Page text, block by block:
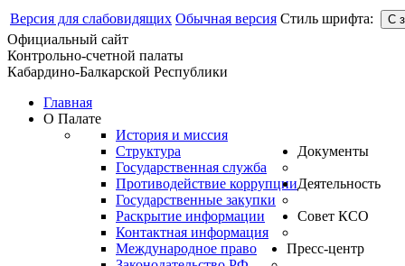
Версия для слабовидящих Обычная версия Стиль шрифта:
Официальный сайт
Контрольно-счетной палаты
Кабардино-Балкарской Республики
Главная
О Палате
История и миссия
Структура
Государственная служба
Противодействие коррупции
Государственные закупки
Раскрытие информации
Контактная информация
Документы
Международное право
Деятельность
Совет КСО
Пресс-центр